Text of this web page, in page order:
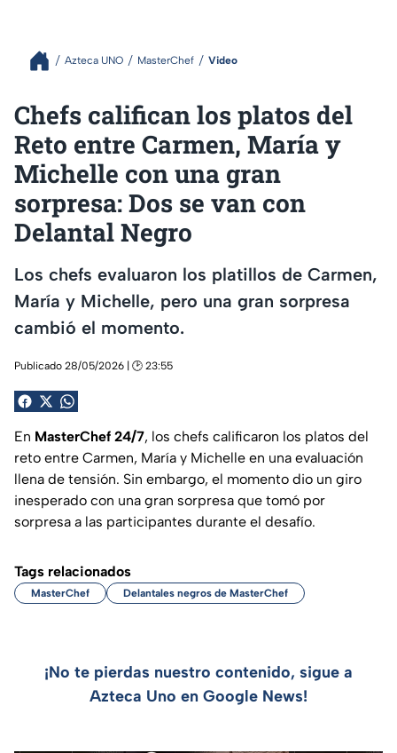
Azteca UNO MasterChef Video
Chefs califican los platos del
Reto entre Carmen, María y
Michelle con una gran
sorpresa: Dos se van con
Delantal Negro
Los chefs evaluaron los platillos de Carmen,
María y Michelle, pero una gran sorpresa
cambió el momento.
Publicado 28/05/2026 | 🕑 23:55
En MasterChef 24/7, los chefs calificaron los platos del
reto entre Carmen, María y Michelle en una evaluación
llena de tensión. Sin embargo, el momento dio un giro
inesperado con una gran sorpresa que tomó por
sorpresa a las participantes durante el desafío.
Tags relacionados
MasterChef Delantales negros de MasterChef
¡No te pierdas nuestro contenido, sigue a
Azteca Uno en Google News!